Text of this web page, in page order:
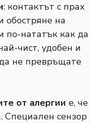
: контактът с прах
обостряне на
по-нататък как да
чист, удобен и
не превръщате
от алергии е, че
Специален сензор